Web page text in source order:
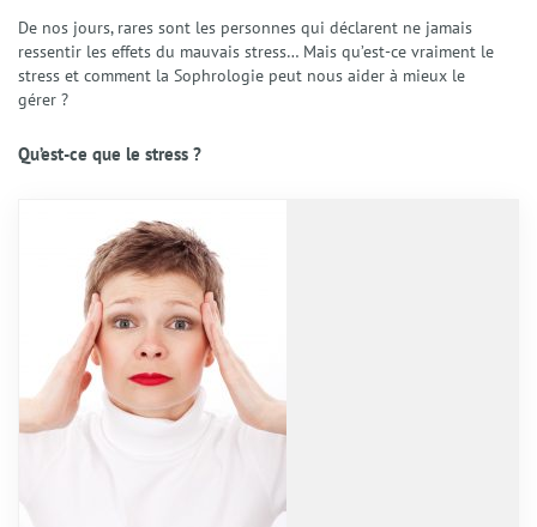
De nos jours, rares sont les personnes qui déclarent ne jamais
ressentir les effets du mauvais stress… Mais qu’est-ce vraiment le
stress et comment la Sophrologie peut nous aider à mieux le
gérer ?
Qu’est-ce que le stress ?